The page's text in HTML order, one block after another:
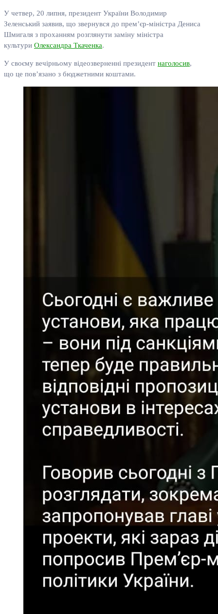
У четвер, 20 липня, президент України Володимир
Зеленський заявив, що звернувся до прем’єр-міністра Дениса
Шмигаля з проханням розглянути заміну міністра
культури Олександра Ткаченка.
У своєму вечірньому відеозверненні президент наголосив,
що це пов’язано з бюджетними коштами.